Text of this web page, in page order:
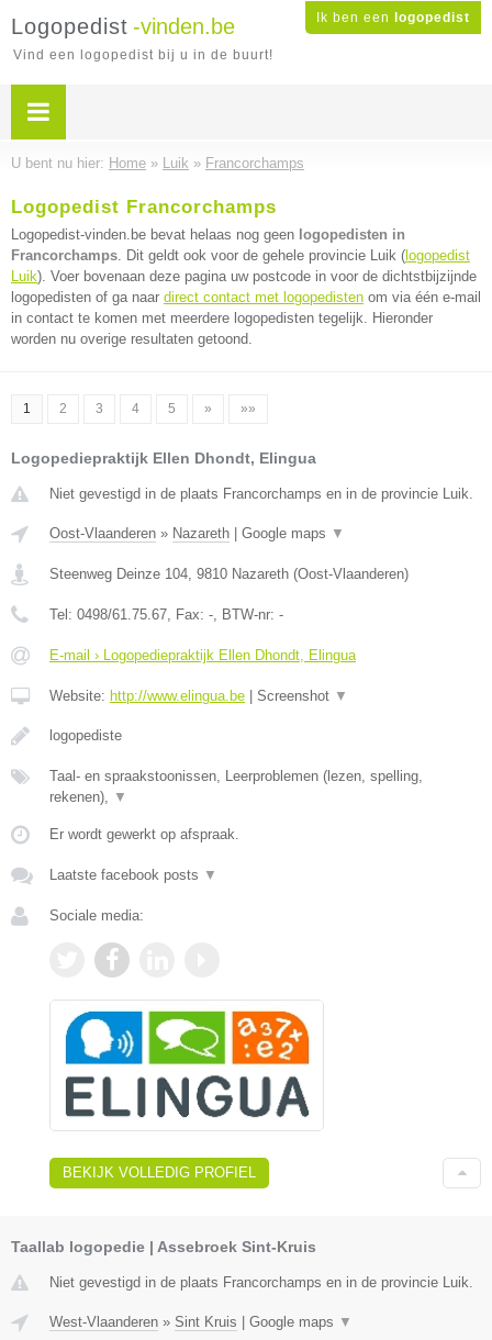
Ik ben een logopedist
Logopedist -vinden.be
Vind een logopedist bij u in de buurt!
U bent nu hier: Home » Luik » Francorchamps
Logopedist Francorchamps
Logopedist-vinden.be bevat helaas nog geen logopedisten in
Francorchamps. Dit geldt ook voor de gehele provincie Luik ( logopedist
Luik). Voer bovenaan deze pagina uw postcode in voor de dichtstbijzijnde
logopedisten of ga naar direct contact met logopedisten om via één e-mail
in contact te komen met meerdere logopedisten tegelijk. Hieronder
worden nu overige resultaten getoond.
1 2 3 4 5 » »»
Logopediepraktijk Ellen Dhondt, Elingua
Niet gevestigd in de plaats Francorchamps en in de provincie Luik.
Oost-Vlaanderen » Nazareth Google maps ▼
Steenweg Deinze 104, 9810 Nazareth (Oost-Vlaanderen)
Tel: 0498/61.75.67, Fax: -, BTW-nr: -
E-mail › Logopediepraktijk Ellen Dhondt, Elingua
Website: http://www.elingua.be Screenshot ▼
logopediste
Taal- en spraakstoonissen, Leerproblemen (lezen, spelling,
rekenen), ▼
Er wordt gewerkt op afspraak.
Laatste facebook posts ▼
Sociale media:
BEKIJK VOLLEDIG PROFIEL
Taallab logopedie | Assebroek Sint-Kruis
Niet gevestigd in de plaats Francorchamps en in de provincie Luik.
West-Vlaanderen » Sint Kruis Google maps ▼